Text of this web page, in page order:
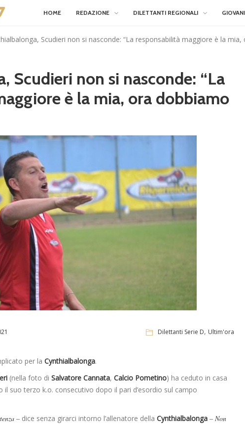
HOME REDAZIONE DILETTANTI REGIONALI
Scudieri non si nasconde: “La responsabilità maggiore è la
Scudieri non si nasconde: “La
è la mia, ora dobbiamo
Dilettanti Serie D, Ultim'ora
per la Cynthialbalonga.
(nella foto di Salvatore Cannata, Calcio Pometino) ha ceduto in casa
il suo terzo k.o. consecutivo dopo il pari d’esordio sul campo
– dice senza girarci intorno l’allenatore della Cynthialbalonga – Non